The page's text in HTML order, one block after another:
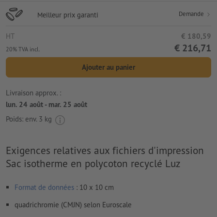
Meilleur prix garanti Demande
HT € 180,59
20% TVA incl. € 216,71
Ajouter au panier
Livraison approx. :
lun. 24 août - mar. 25 août
Poids: env. 3 kg
Exigences relatives aux fichiers d'impression
Sac isotherme en polycoton recyclé Luz
Format de données : 10 x 10 cm
quadrichromie (CMJN) selon Euroscale